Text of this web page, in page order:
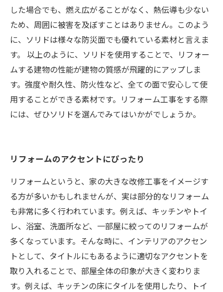
した場合でも、燃え広がることがなく、熱伝導も少ない
ため、周囲に被害を及ぼすことはありません。このよう
に、ソリドは様々な防災面でも優れている素材と言えま
す。 以上のように、ソリドを使用することで、リフォー
ムする建物の性能が建物の質感が飛躍的にアップしま
す。強度や耐久性、防火性など、全ての面で安心して使
用することができる素材です。リフォーム工事をする際
には、ぜひソリドを選んでみてはいかがでしょうか。
リフォームのアクセントにぴったり
リフォームというと、家の大きな改修工事をイメージす
る方が多いかもしれませんが、実は部分的なリフォーム
も非常に多く行われています。例えば、キッチンやトイ
レ、浴室、洗面所など、一部屋に絞ってのリフォームが
多くなっています。そんな時に、インテリアのアクセン
トとして、タイトルにもあるように適切なアクセントを
取り入れることで、部屋全体の印象が大きく変わりま
す。例えば、キッチンの床にタイルを使用したり、トイ